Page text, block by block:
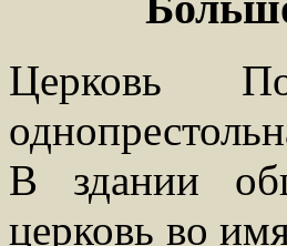
Церковь
В здании
церковь во